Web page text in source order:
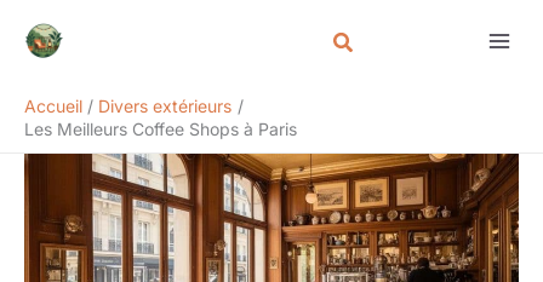
Accueil
Divers extérieurs
Les Meilleurs Coffee Shops à Paris